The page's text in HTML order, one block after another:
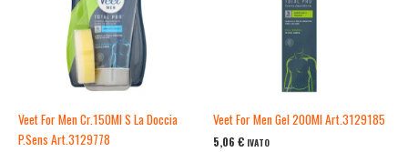
Veet For Men Cr.150Ml S La Doccia
P.Sens Art.3129778
Veet For Men Gel 200Ml Art.3129185
5,06 € IVATO